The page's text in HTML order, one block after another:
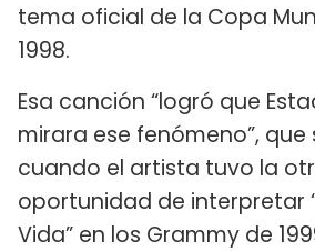
tema oficial de la Copa
1998.
Esa canción “logró que
mirara ese fenómeno”,
cuando el artista tuvo la
oportunidad de interpretar
Vida” en los Grammy de